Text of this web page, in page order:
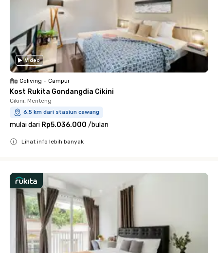
Video
Coliving • Campur
Kost Rukita Gondangdia Cikini
Cikini, Menteng
6.5 km dari stasiun cawang
mulai dari Rp5.036.000 /bulan
Lihat info lebih banyak